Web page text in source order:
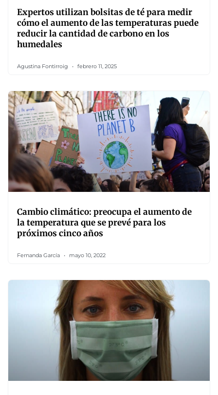
Expertos utilizan bolsitas de té para medir
cómo el aumento de las temperaturas puede
reducir la cantidad de carbono en los
humedales
Agustina Fontirroig febrero 11, 2025
Cambio climático: preocupa el aumento de
la temperatura que se prevé para los
próximos cinco años
Fernanda García mayo 10, 2022